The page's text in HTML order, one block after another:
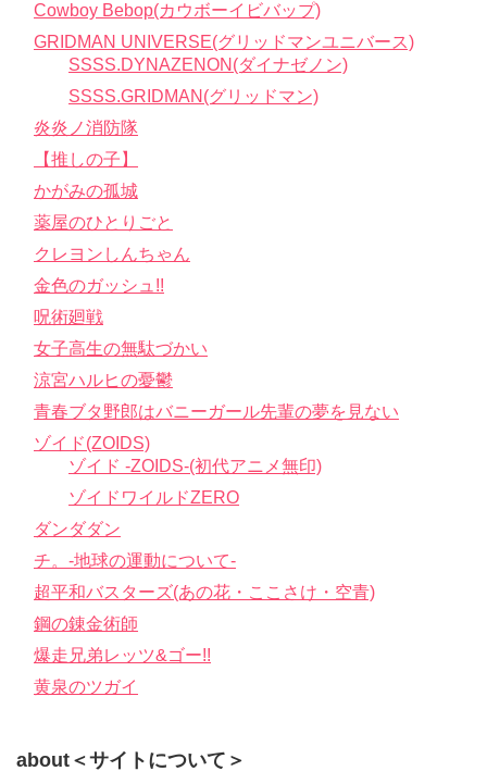
Cowboy Bebop(カウボーイビバップ)
GRIDMAN UNIVERSE(グリッドマンユニバース)
SSSS.DYNAZENON(ダイナゼノン)
SSSS.GRIDMAN(グリッドマン)
炎炎ノ消防隊
【推しの子】
かがみの孤城
薬屋のひとりごと
クレヨンしんちゃん
金色のガッシュ!!
呪術廻戦
女子高生の無駄づかい
涼宮ハルヒの憂鬱
青春ブタ野郎はバニーガール先輩の夢を見ない
ゾイド(ZOIDS)
ゾイド -ZOIDS-(初代アニメ無印)
ゾイドワイルドZERO
ダンダダン
チ。-地球の運動について-
超平和バスターズ(あの花・ここさけ・空青)
鋼の錬金術師
爆走兄弟レッツ&ゴー!!
黄泉のツガイ
about＜サイトについて＞